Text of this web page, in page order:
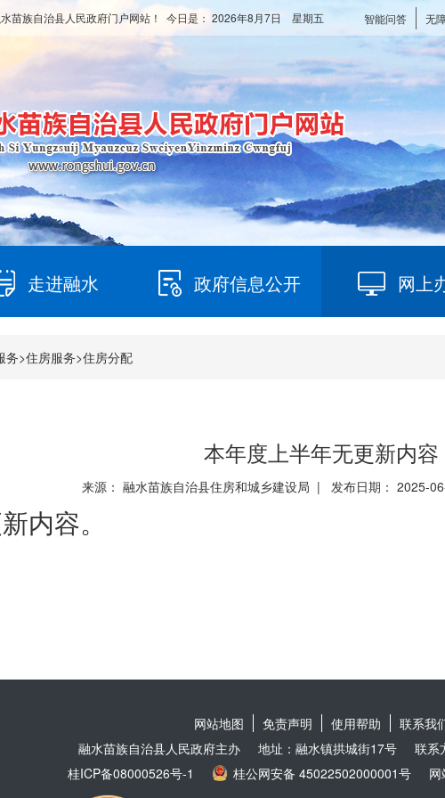
智能问答 无
苗族自治县人民政府门户网站！ 今日是： 2026年8月7日 星期五
走进融水 政府信息公开 网上
务>住房服务>住房分配
本年度上半年无更新内容
来源： 融水苗族自治县住房和城乡建设局 | 发布日期： 2025-
内容。
网站地图 免责声明 使用帮助
联系我
融水苗族自治县人民政府主办
地址：融水镇拱城街17号
联系
桂ICP备08000526号-1
桂公网安备 45022502000001号